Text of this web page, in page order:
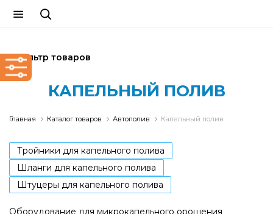
Фильтр товаров
КАПЕЛЬНЫЙ ПОЛИВ
Главная Каталог товаров Автополив Капельный полив
Тройники для капельного полива
Шланги для капельного полива
Штуцеры для капельного полива
Оборудование для микрокапельного орошения